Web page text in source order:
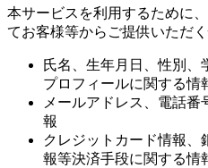
本サービスを利用するために
てお客様等からご提供いただ
氏名、生年月日、性別、
プロフィールに関する情
メールアドレス、電話
報
クレジットカード情報、
報等決済手段に関する情